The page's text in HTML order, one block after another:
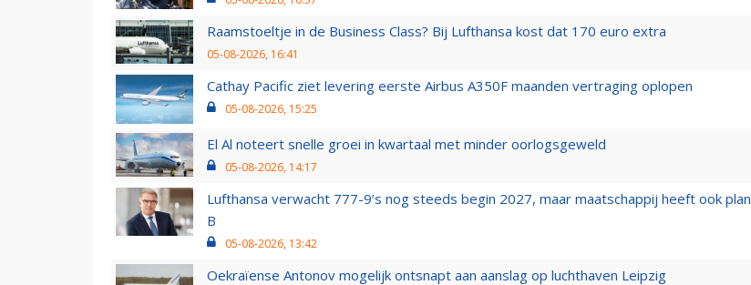
Raamstoeltje in de Business Class? Bij Lufthansa kost dat 170 euro extra
05-08-2026, 16:41
Cathay Pacific ziet levering eerste Airbus A350F maanden vertraging oplopen
05-08-2026, 15:25
El Al noteert snelle groei in kwartaal met minder oorlogsgeweld
05-08-2026, 14:17
Lufthansa verwacht 777-9’s nog steeds begin 2027, maar maatschappij heeft ook plan
B
05-08-2026, 13:42
Oekraïense Antonov mogelijk ontsnapt aan aanslag op luchthaven Leipzig